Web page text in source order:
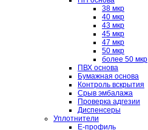
38 мкр
40 мкр
43 мкр
45 мкр
47 мкр
50 мкр
более 50 мкр
ПВХ основа
Бумажная основа
Контроль вскрытия
Срыв эмбалажа
Проверка адгезии
Диспенсеры
Уплотнители
E-профиль